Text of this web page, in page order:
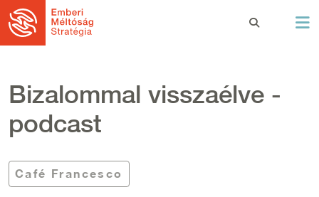
Ugrás a tartalomra
Bizalommal visszaélve -
podcast
Café Francesco